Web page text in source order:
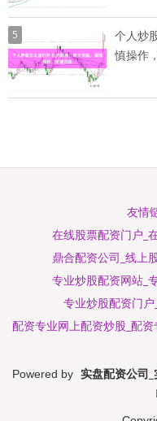
5
个人炒
慎操作
友情
在线股票配资门户_
鼎合配资公司_线上
专业炒股配资网站_
专业炒股配资门
配资专业网上配资炒股_配
Powered by 实盘配资公司